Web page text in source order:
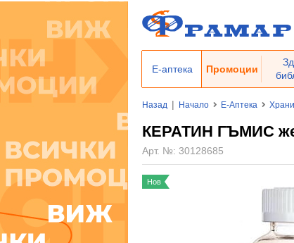
Е-аптека Промоции
Назад | Начало Е-Аптека
КЕРАТИН ГЪМИС
Арт. №: 30128685
Нов